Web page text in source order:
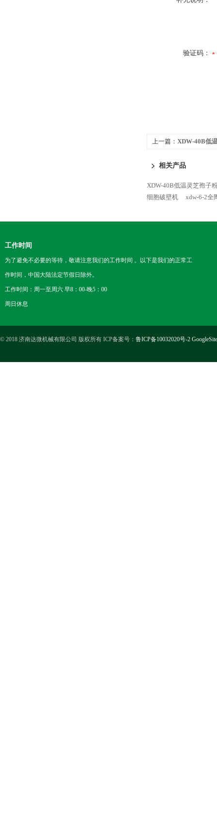
验证码：
上一篇： XDW-40B低
相关产品
XDW-40B低温灵芝孢子
细胞破壁机
xdw-6-2全
工作时间
为了避免不必要的等待，敬请注意我们的工作时间 。以下是我们的正常工
作时间，中国大陆法定节假日除外。
工作时间：周一至周六 早8：00-晚5：00
周日休息
© 2018 济南达微机械有限公司 版权所有 ICP备案号： 鲁ICP备10032020号-2